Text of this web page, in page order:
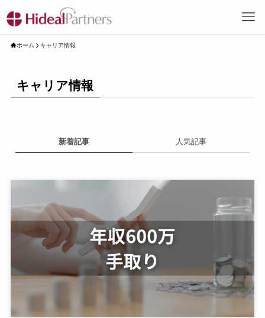
ホーム キャリア情報
キャリア情報
新着記事 人気記事